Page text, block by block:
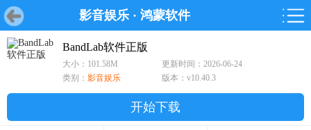
影音娱乐 · 鸿蒙软件
首页 游戏 软件
首页 游戏 软件 鸿蒙
游戏
鸿蒙
软件
专题
BandLab软件正版
大小：101.58M
更新时间：2026-06-24
类别： 影音娱乐 版本：v10.40.3
开始下载